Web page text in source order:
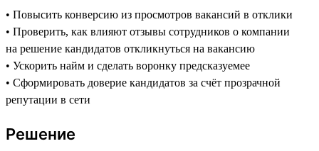
• Повысить конверсию из просмотров вакансий в отклики
• Проверить, как влияют отзывы сотрудников о компании
на решение кандидатов откликнуться на вакансию
• Ускорить найм и сделать воронку предсказуемее
• Сформировать доверие кандидатов за счёт прозрачной
репутации в сети
Решение